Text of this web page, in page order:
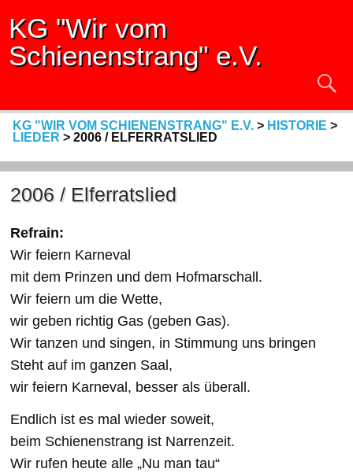
KG "Wir vom
Schienenstrang" e.V.
KG "WIR VOM SCHIENENSTRANG" E.V.> HISTORIE >
LIEDER > 2006 / ELFERRATSLIED
2006 / Elferratslied
Refrain:
Wir feiern Karneval
mit dem Prinzen und dem Hofmarschall.
Wir feiern um die Wette,
wir geben richtig Gas (geben Gas).
Wir tanzen und singen, in Stimmung uns bringen
Steht auf im ganzen Saal,
wir feiern Karneval, besser als überall.
Endlich ist es mal wieder soweit,
beim Schienenstrang ist Narrenzeit.
Wir rufen heute alle „Nu man tau“